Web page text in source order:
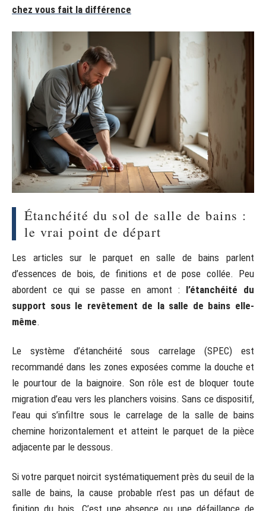
chez vous fait la différence
Étanchéité du sol de salle de bains :
le vrai point de départ
Les articles sur le parquet en salle de bains parlent
d’essences de bois, de finitions et de pose collée. Peu
abordent ce qui se passe en amont : l’étanchéité du
support sous le revêtement de la salle de bains elle-
même.
Le système d’étanchéité sous carrelage (SPEC) est
recommandé dans les zones exposées comme la douche et
le pourtour de la baignoire. Son rôle est de bloquer toute
migration d’eau vers les planchers voisins. Sans ce dispositif,
l’eau qui s’infiltre sous le carrelage de la salle de bains
chemine horizontalement et atteint le parquet de la pièce
adjacente par le dessous.
Si votre parquet noircit systématiquement près du seuil de la
salle de bains, la cause probable n’est pas un défaut de
finition du bois. C’est une absence ou une défaillance de